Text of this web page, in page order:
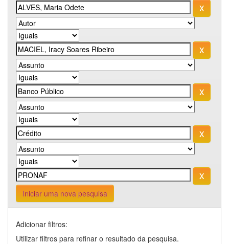
Iniciar uma nova pesquisa
Adicionar filtros:
Utilizar filtros para refinar o resultado da pesquisa.